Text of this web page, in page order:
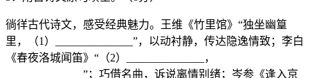
徜徉古代诗文，感受经典魅力。王维《竹里馆》“独坐幽篁
里，（1）______________”，以动衬静，传达隐逸情致；李白
《春夜洛城闻笛》“（2）______________，
______________”；巧借名曲，诉说离情别绪；岑参《逢入京